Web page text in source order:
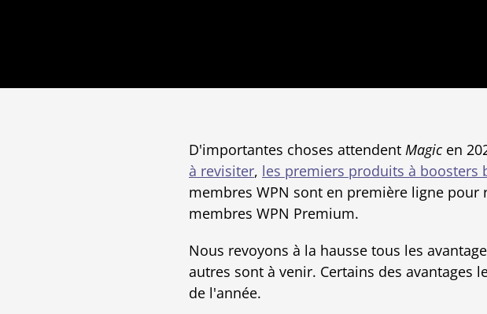
D'importantes choses attendent Magicen
à revisiter, les premiers produits à boosters
membres WPN sont en première ligne
membres WPN Premium.
Nous revoyons à la hausse tous les
autres sont à venir. Certains des
de l'année.